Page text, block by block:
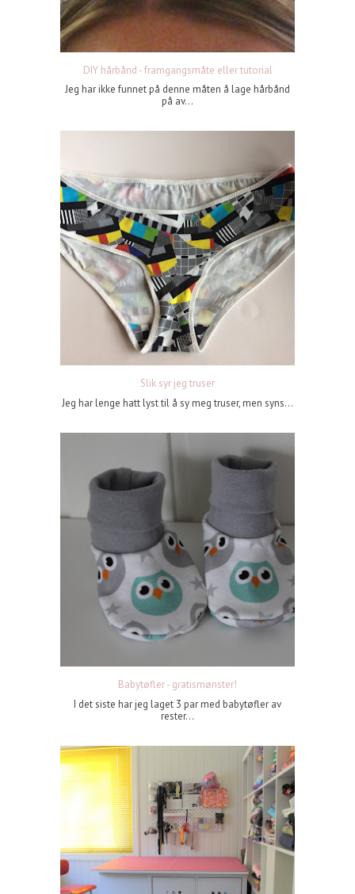
DIY hårbånd - framgangsmåte eller tutorial
Jeg har ikke funnet på denne måten å lage hårbånd
på av...
Slik syr jeg truser
Jeg har lenge hatt lyst til å sy meg truser, men syns...
Babytøfler - gratismønster!
I det siste har jeg laget 3 par med babytøfler av
rester...